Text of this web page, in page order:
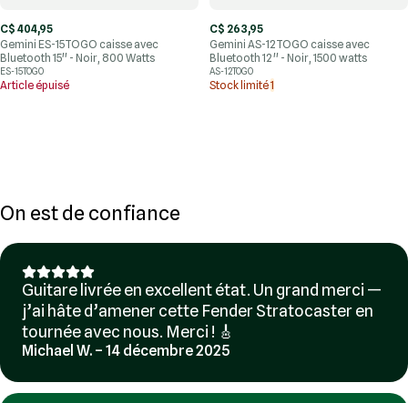
C$ 404,95
Gemini ES-15TOGO caisse avec
Bluetooth 15'' - Noir, 800 Watts
ES-15TOGO
Article épuisé
C$ 263,95
Gemini AS-12TOGO caisse avec
Bluetooth 12'' - Noir, 1500 watts
AS-12TOGO
Stock limité1
On est de confiance
Guitare livrée en excellent état. Un grand merci —
j’ai hâte d’amener cette Fender Stratocaster en
tournée avec nous. Merci ! 🎸
Michael W. – 14 décembre 2025